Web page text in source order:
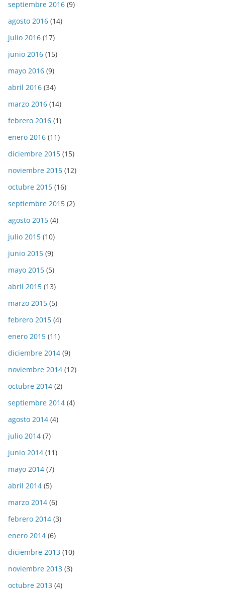
septiembre 2016 (9)
agosto 2016 (14)
julio 2016 (17)
junio 2016 (15)
mayo 2016 (9)
abril 2016 (34)
marzo 2016 (14)
febrero 2016 (1)
enero 2016 (11)
diciembre 2015 (15)
noviembre 2015 (12)
octubre 2015 (16)
septiembre 2015 (2)
agosto 2015 (4)
julio 2015 (10)
junio 2015 (9)
mayo 2015 (5)
abril 2015 (13)
marzo 2015 (5)
febrero 2015 (4)
enero 2015 (11)
diciembre 2014 (9)
noviembre 2014 (12)
octubre 2014 (2)
septiembre 2014 (4)
agosto 2014 (4)
julio 2014 (7)
junio 2014 (11)
mayo 2014 (7)
abril 2014 (5)
marzo 2014 (6)
febrero 2014 (3)
enero 2014 (6)
diciembre 2013 (10)
noviembre 2013 (3)
octubre 2013 (4)